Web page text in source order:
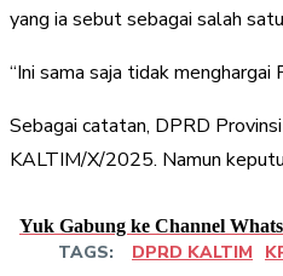
yang ia sebut sebagai salah
“Ini sama saja tidak menghargai
Sebagai catatan, DPRD
KALTIM/X/2025. Namun
Yuk Gabung ke Channel
TAGS: DPRD KALTIM